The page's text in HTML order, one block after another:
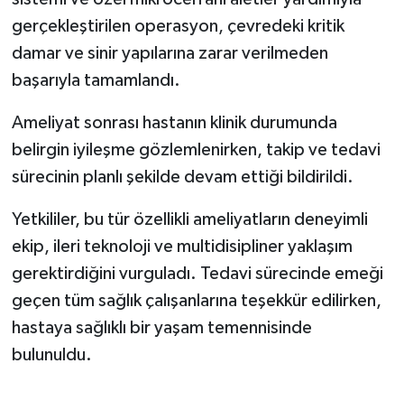
gerçekleştirilen operasyon, çevredeki kritik
damar ve sinir yapılarına zarar verilmeden
başarıyla tamamlandı.
Ameliyat sonrası hastanın klinik durumunda
belirgin iyileşme gözlemlenirken, takip ve tedavi
sürecinin planlı şekilde devam ettiği bildirildi.
Yetkililer, bu tür özellikli ameliyatların deneyimli
ekip, ileri teknoloji ve multidisipliner yaklaşım
gerektirdiğini vurguladı. Tedavi sürecinde emeği
geçen tüm sağlık çalışanlarına teşekkür edilirken,
hastaya sağlıklı bir yaşam temennisinde
bulunuldu.